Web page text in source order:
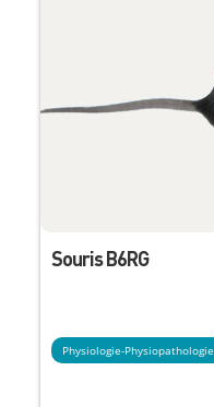
Souris B6RG
Physiologie-Physiopathologie